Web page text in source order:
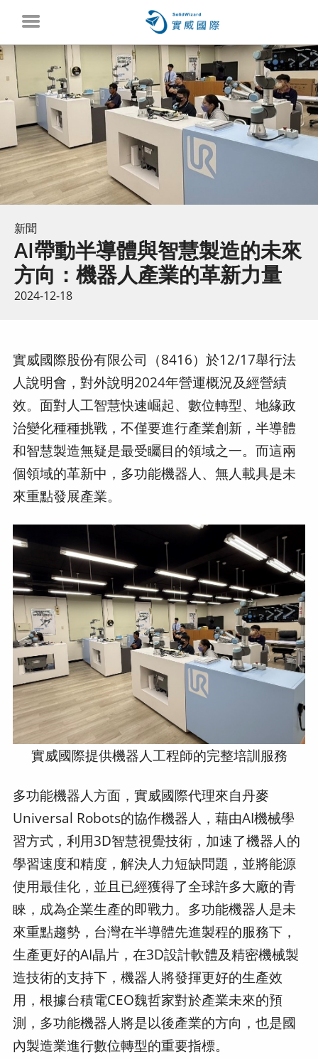
新聞
AI帶動半導體與智慧製造的未來
方向：機器人產業的革新力量
2024-12-18
實威國際股份有限公司（8416）於12/17舉行法
人說明會，對外說明2024年營運概況及經營績
效。面對人工智慧快速崛起、數位轉型、地緣政
治變化種種挑戰，不僅要進行產業創新，半導體
和智慧製造無疑是最受矚目的領域之一。而這兩
個領域的革新中，多功能機器人、無人載具是未
來重點發展產業。
實威國際提供機器人工程師的完整培訓服務
多功能機器人方面，實威國際代理來自丹麥
Universal Robots的協作機器人，藉由AI機械學
習方式，利用3D智慧視覺技術，加速了機器人的
學習速度和精度，解決人力短缺問題，並將能源
使用最佳化，並且已經獲得了全球許多大廠的青
睞，成為企業生產的即戰力。多功能機器人是未
來重點趨勢，台灣在半導體先進製程的服務下，
生產更好的AI晶片，在3D設計軟體及精密機械製
造技術的支持下，機器人將發揮更好的生產效
用，根據台積電CEO魏哲家對於產業未來的預
測，多功能機器人將是以後產業的方向，也是國
內製造業進行數位轉型的重要指標。